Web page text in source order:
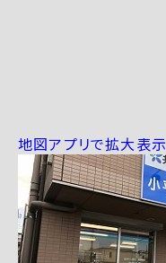
地図アプリで拡大表示